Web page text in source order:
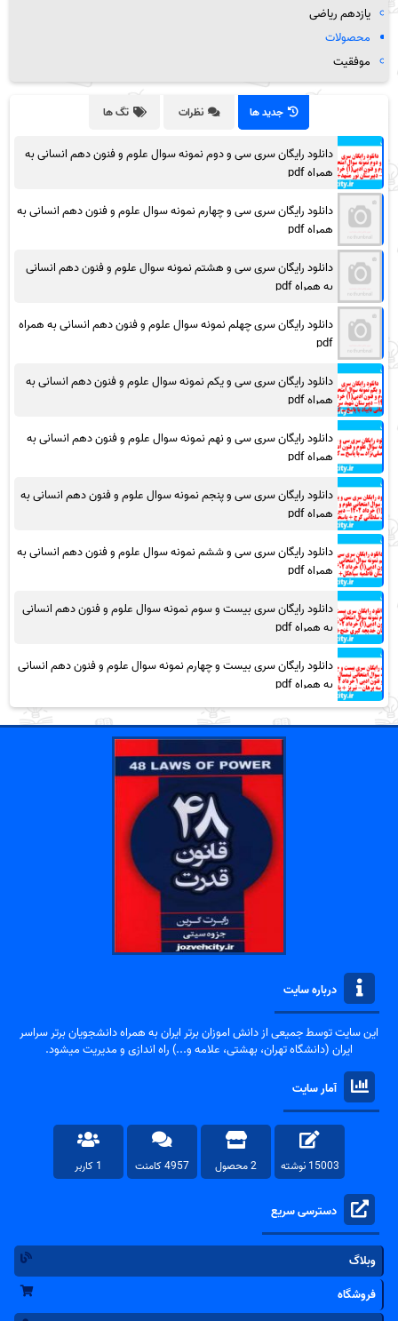
یازدهم ریاضی
محصولات
موفقیت
جدید ها نظرات تگ ها
دانلود رایگان سری سی و دوم نمونه سوال علوم و فنون دهم انسانی به
همراه pdf
دانلود رایگان سری سی و چهارم نمونه سوال علوم و فنون دهم انسانی به
همراه pdf
دانلود رایگان سری سی و هشتم نمونه سوال علوم و فنون دهم انسانی
به همراه pdf
دانلود رایگان سری چهلم نمونه سوال علوم و فنون دهم انسانی به همراه
pdf
دانلود رایگان سری سی و یکم نمونه سوال علوم و فنون دهم انسانی به
همراه pdf
دانلود رایگان سری سی و نهم نمونه سوال علوم و فنون دهم انسانی به
همراه pdf
دانلود رایگان سری سی و پنجم نمونه سوال علوم و فنون دهم انسانی به
همراه pdf
دانلود رایگان سری سی و ششم نمونه سوال علوم و فنون دهم انسانی به
همراه pdf
دانلود رایگان سری بیست و سوم نمونه سوال علوم و فنون دهم انسانی
به همراه pdf
دانلود رایگان سری بیست و چهارم نمونه سوال علوم و فنون دهم انسانی
به همراه pdf
درباره سایت
این سایت توسط جمیعی از دانش اموزان برتر ایران به همراه دانشجویان برتر سراسر
ایران (دانشگاه تهران، بهشتی، علامه و...) راه اندازی و مدیریت میشود.
آمار سایت
15003 نوشته 2 محصول 4957 کامنت 1 کاربر
دسترسی سریع
وبلاگ
فروشگاه